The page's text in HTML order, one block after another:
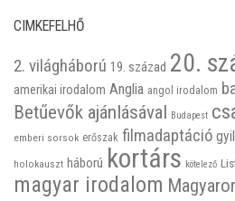
CIMKEFELHŐ
2. világháború 19. század 20.
amerikai irodalom Anglia angol irodalom
Betűevők ajánlásával Budapest
emberi sorsok erőszak filmadaptáció
holokauszt háború kortárs kötelező
magyar irodalom